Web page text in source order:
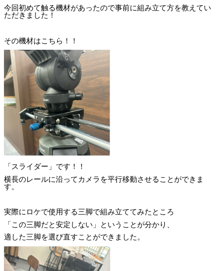
今回初めて触る機材があったので事前に組み立て方を教えてい
ただきました！
その機材はこちら！！
「スライダー」です！！
横長のレールに沿ってカメラを平行移動させることができま
す。
実際にロケで使用する三脚で組み立ててみたところ
「この三脚だと安定しない」ということが分かり、
適した三脚を選び直すことができました。